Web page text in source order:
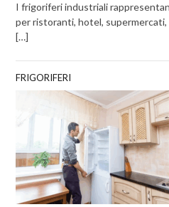
I frigoriferi industriali
per ristoranti, hotel,
[…]
FRIGORIFERI